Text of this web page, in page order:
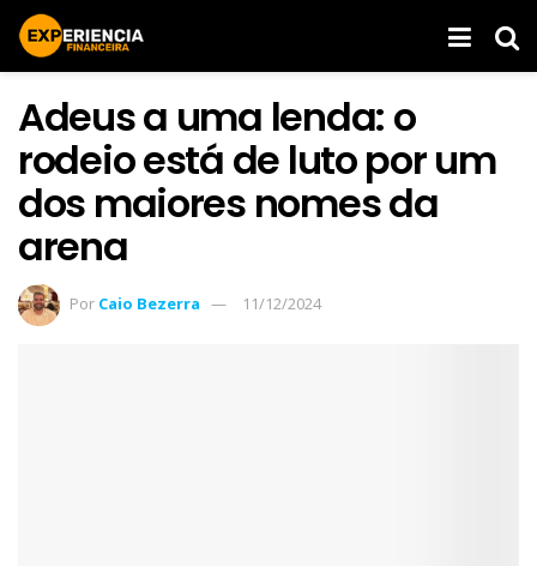
Adeus a uma lenda: o
rodeio está de luto por um
dos maiores nomes da
arena
Por Caio Bezerra 11/12/2024